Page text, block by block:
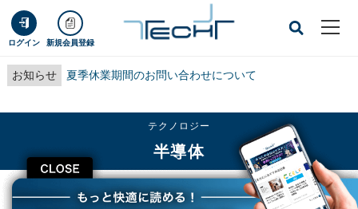
ログイン 新規会員登録
お知らせ 夏季休業期間のお問い合わせについて
CLOSE
テクノロジー
半導体